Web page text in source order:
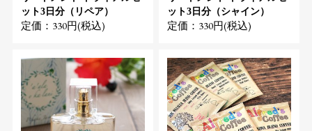
ット3日分（リペア）
定価：330円(税込)
ット3日分（シャイン）
定価：330円(税込)